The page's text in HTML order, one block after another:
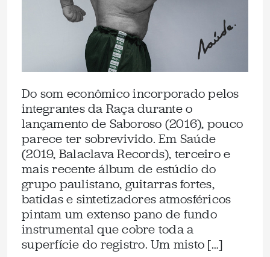
Do som econômico incorporado pelos
integrantes da Raça durante o
lançamento de Saboroso (2016), pouco
parece ter sobrevivido. Em Saúde
(2019, Balaclava Records), terceiro e
mais recente álbum de estúdio do
grupo paulistano, guitarras fortes,
batidas e sintetizadores atmosféricos
pintam um extenso pano de fundo
instrumental que cobre toda a
superfície do registro. Um misto […]